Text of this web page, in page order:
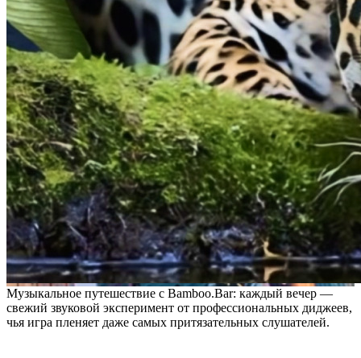
Музыкальное путешествие с Bamboo.Bar: каждый вечер —
свежий звуковой эксперимент от профессиональных диджеев,
чья игра пленяет даже самых притязательных слушателей.